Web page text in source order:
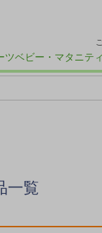
ツベビー・マタニティ
一覧